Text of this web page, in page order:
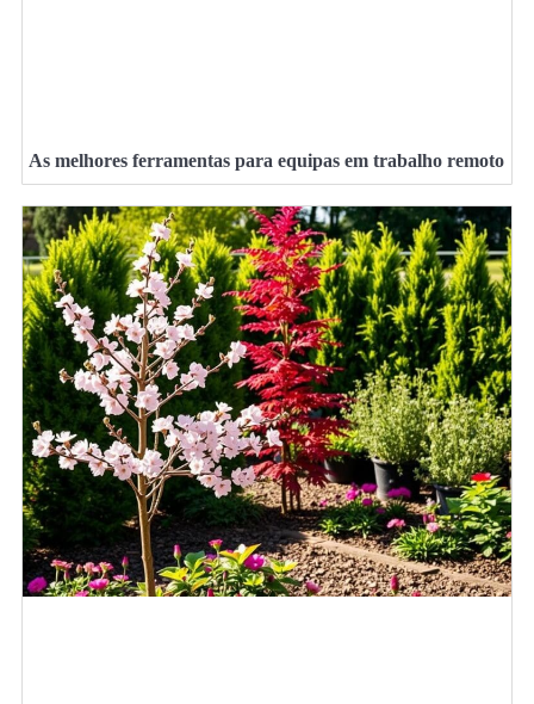
As melhores ferramentas para equipas em trabalho remoto